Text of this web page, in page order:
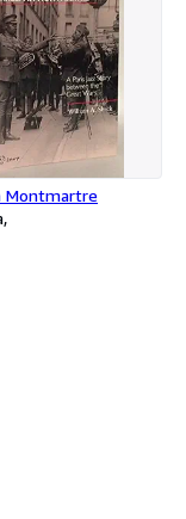
Montmartre